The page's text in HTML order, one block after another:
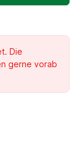
Die
gerne vorab